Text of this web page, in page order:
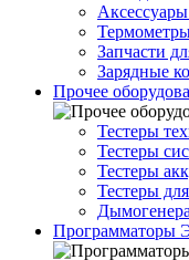
Запчасти
Зарядные
Прочее
Тестеры
Тестеры
Тестеры
Тестеры
Программаторы